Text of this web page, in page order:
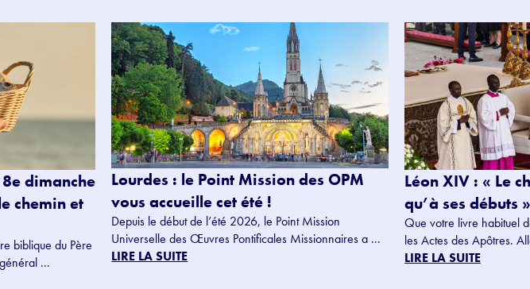
dimanche
chemin et
biblique du Père
...
Lourdes : le Point Mission des OPM
vous accueille cet été !
Depuis le début de l’été 2026, le Point Mission
Universelle des Œuvres Pontificales Missionnaires a ...
LIRE LA SUITE
Léon XIV : « Le
qu’à ses débuts
Que votre livre habituel
les Actes des Apôtres.
LIRE LA SUITE